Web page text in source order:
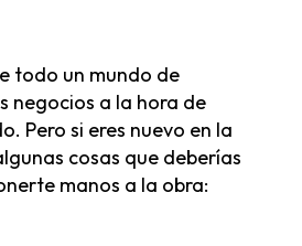
todo un mundo de
negocios a la hora de
Pero si eres nuevo en la
cosas que deberías
manos a la obra: